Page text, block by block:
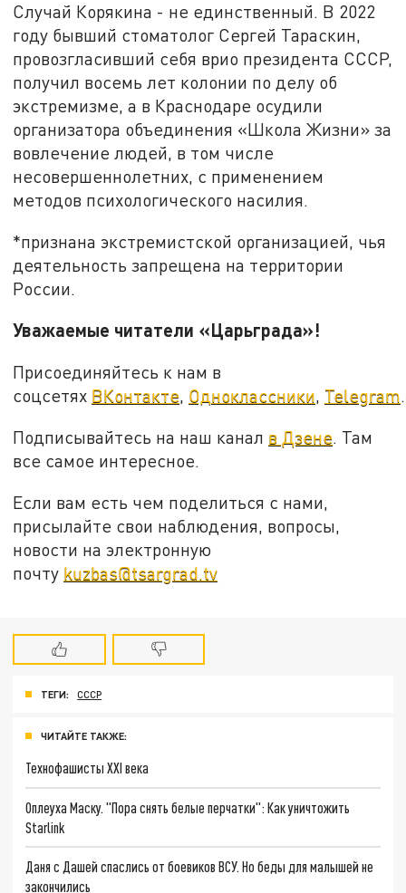
Случай Корякина - не единственный. В 2022
году бывший стоматолог Сергей Тараскин,
провозгласивший себя врио президента СССР,
получил восемь лет колонии по делу об
экстремизме, а в Краснодаре осудили
организатора объединения «Школа Жизни» за
вовлечение людей, в том числе
несовершеннолетних, с применением
методов психологического насилия.
*признана экстремистской организацией, чья
деятельность запрещена на территории
России.
Уважаемые читатели «Царьграда»!
Присоединяйтесь к нам в
соцсетях ВКонтакте, Одноклассники, Telegram.
Подписывайтесь на наш канал в Дзене. Там
все самое интересное.
Если вам есть чем поделиться с нами,
присылайте свои наблюдения, вопросы,
новости на электронную
почту kuzbas@tsargrad.tv
ТЕГИ: СССР
ЧИТАЙТЕ ТАКЖЕ:
Технофашисты XXI века
Оплеуха Маску. "Пора снять белые перчатки": Как уничтожить
Starlink
Даня с Дашей спаслись от боевиков ВСУ. Но беды для малышей не
закончились